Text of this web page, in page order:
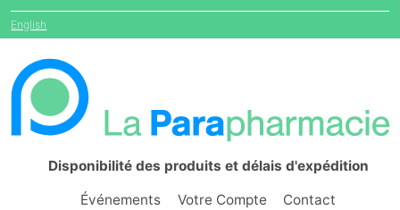
English
Disponibilité des produits et délais d'expédition
Événements Votre Compte Contact